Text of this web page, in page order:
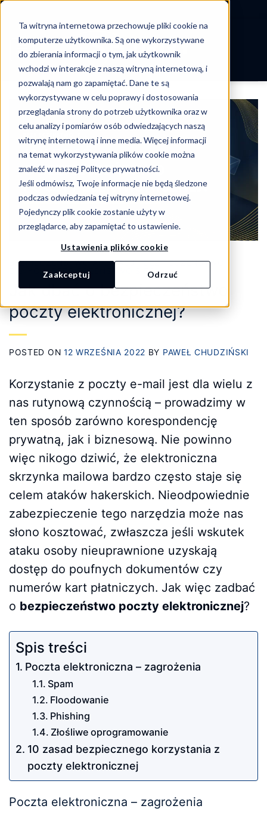
Ta witryna internetowa przechowuje pliki cookie na
komputerze użytkownika. Są one wykorzystywane
do zbierania informacji o tym, jak użytkownik
wchodzi w interakcje z naszą witryną internetową, i
pozwalają nam go zapamiętać. Dane te są
wykorzystywane w celu poprawy i dostosowania
przeglądania strony do potrzeb użytkownika oraz w
celu analizy i pomiarów osób odwiedzających naszą
witrynę internetową i inne media. Więcej informacji
na temat wykorzystywania plików cookie można
znaleźć w naszej Polityce prywatności.
Jeśli odmówisz, Twoje informacje nie będą śledzone
podczas odwiedzania tej witryny internetowej.
Pojedynczy plik cookie zostanie użyty w
przeglądarce, aby zapamiętać to ustawienie.
Ustawienia plików cookie
Zaakceptuj Odrzuć
-->
Skip
content
BEZPIECZEŃSTWO APLIKACJI,BEZPIECZEŃSTWO
DANYCH, BEZPIECZEŃSTWO SIECI
Jak dbać o bezpieczeństwo
poczty elektronicznej?
POSTED ON 12 WRZEŚNIA 2022 BY PAWEŁ CHUDZIŃSKI
Korzystanie z poczty e-mail jest dla wielu z
nas rutynową czynnością – prowadzimy w
ten sposób zarówno korespondencję
prywatną, jak i biznesową. Nie powinno
więc nikogo dziwić, że elektroniczna
skrzynka mailowa bardzo często staje się
celem ataków hakerskich. Nieodpowiednie
zabezpieczenie tego narzędzia może nas
słono kosztować, zwłaszcza jeśli wskutek
ataku osoby nieuprawnione uzyskają
dostęp do poufnych dokumentów czy
numerów kart płatniczych. Jak więc zadbać
o bezpieczeństwo poczty elektronicznej?
Spis treści
Poczta elektroniczna – zagrożenia
Spam
Floodowanie
Phishing
Złośliwe oprogramowanie
10 zasad bezpiecznego korzystania z
poczty elektronicznej
Poczta elektroniczna – zagrożenia